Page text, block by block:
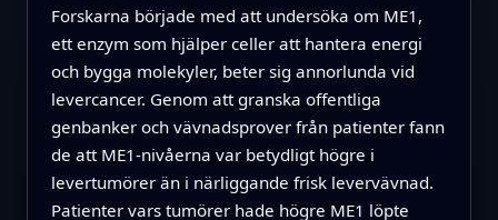
Forskarna började med att undersöka om ME1,
ett enzym som hjälper celler att hantera energi
och bygga molekyler, beter sig annorlunda vid
levercancer. Genom att granska offentliga
genbanker och vävnadsprover från patienter fann
de att ME1-nivåerna var betydligt högre i
levertumörer än i närliggande frisk levervävnad.
Patienter vars tumörer hade högre ME1 löpte